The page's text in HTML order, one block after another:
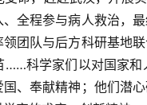
全程参与病人救治，
团队与后方科研基地
……科学家们以对国家
、奉献精神；他们潜